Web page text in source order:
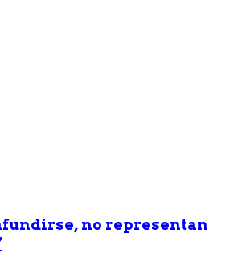
no representan